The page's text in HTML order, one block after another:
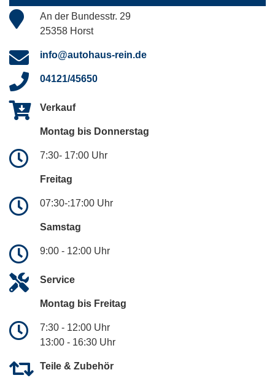
An der Bundesstr. 29
25358 Horst
info@autohaus-rein.de
04121/45650
Verkauf
Montag bis Donnerstag
7:30- 17:00 Uhr
Freitag
07:30-:17:00 Uhr
Samstag
9:00 - 12:00 Uhr
Service
Montag bis Freitag
7:30 - 12:00 Uhr
13:00 - 16:30 Uhr
Teile & Zubehör